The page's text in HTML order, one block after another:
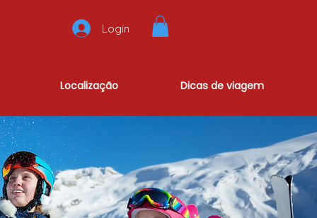
Localização Dicas de viagem
Login